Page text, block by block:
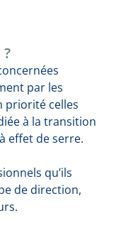
par les
priorité celles
à la transition
effet de serre.
qu’ils
de direction,